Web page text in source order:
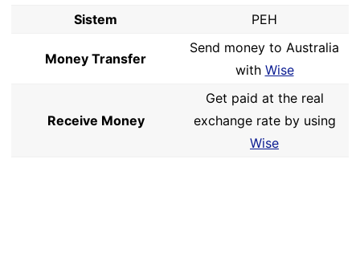
Sistem
PEH
Money Transfer
Send money to Australia
with Wise
Receive Money
Get paid at the real
exchange rate by using
Wise